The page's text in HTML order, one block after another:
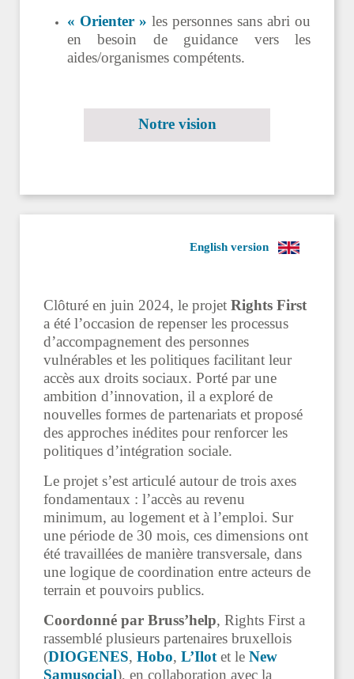
« Orienter » les personnes sans abri ou
en besoin de guidance vers les
aides/organismes compétents.
Notre vision
English version
Clôturé en juin 2024, le projet Rights First
a été l’occasion de repenser les processus
d’accompagnement des personnes
vulnérables et les politiques facilitant leur
accès aux droits sociaux. Porté par une
ambition d’innovation, il a exploré de
nouvelles formes de partenariats et proposé
des approches inédites pour renforcer les
politiques d’intégration sociale.
Le projet s’est articulé autour de trois axes
fondamentaux : l’accès au revenu
minimum, au logement et à l’emploi. Sur
une période de 30 mois, ces dimensions ont
été travaillées de manière transversale, dans
une logique de coordination entre acteurs de
terrain et pouvoirs publics.
Coordonné par Bruss’help, Rights First a
rassemblé plusieurs partenaires bruxellois
(DIOGENES, Hobo, L’Ilot et le New
Samusocial), en collaboration avec la